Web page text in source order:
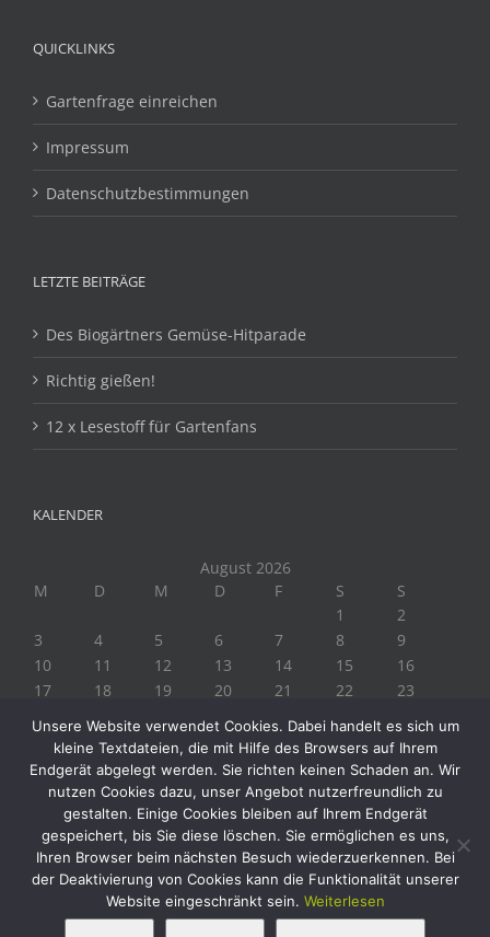
QUICKLINKS
Gartenfrage einreichen
Impressum
Datenschutzbestimmungen
LETZTE BEITRÄGE
Des Biogärtners Gemüse-Hitparade
Richtig gießen!
12 x Lesestoff für Gartenfans
KALENDER
August 2026
M
D M D F S
S
1
2
3
4 5 6 7 8
9
10
11 12 13 14 15
16
17
18 19 20 21 22
23
« Juli
Copyright 2019 Biogärtner Ploberger | Alle Rechte vorbehalten
Unsere Website verwendet Cookies. Dabei handelt es sich um
kleine Textdateien, die mit Hilfe des Browsers auf Ihrem
Endgerät abgelegt werden. Sie richten keinen Schaden an. Wir
nutzen Cookies dazu, unser Angebot nutzerfreundlich zu
gestalten. Einige Cookies bleiben auf Ihrem Endgerät
gespeichert, bis Sie diese löschen. Sie ermöglichen es uns,
Ihren Browser beim nächsten Besuch wiederzuerkennen. Bei
der Deaktivierung von Cookies kann die Funktionalität unserer
Website eingeschränkt sein. Weiterlesen